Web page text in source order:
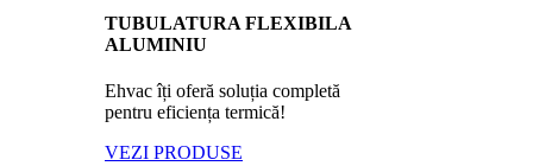
TUBULATURA FLEXIBILA
ALUMINIU
Ehvac îți oferă soluția completă
pentru eficiența termică!
VEZI PRODUSE